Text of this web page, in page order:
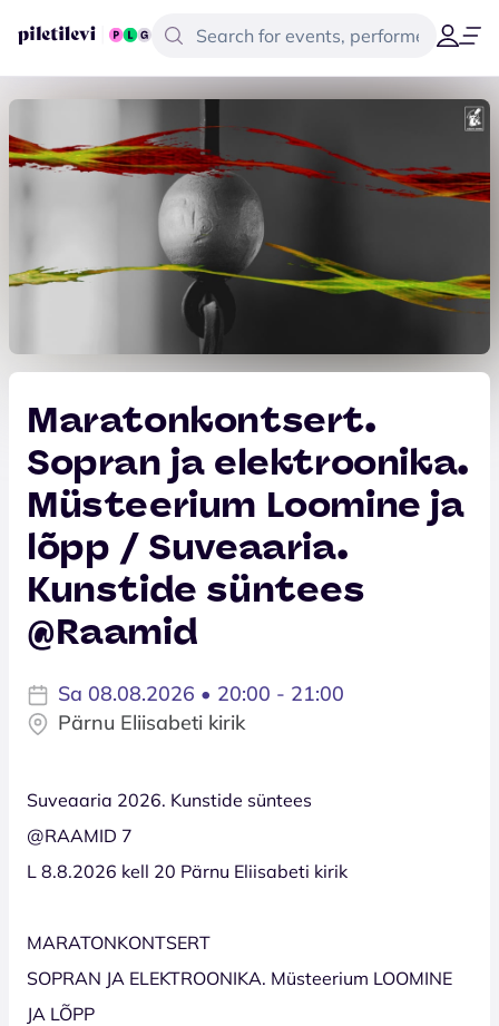
Maratonkontsert.
Sopran ja elektroonika.
Müsteerium Loomine ja
lõpp / Suveaaria.
Kunstide süntees
@Raamid
Sa 08.08.2026 • 20:00 - 21:00
Pärnu Eliisabeti kirik
Suveaaria 2026. Kunstide süntees
@RAAMID 7
L 8.8.2026 kell 20 Pärnu Eliisabeti kirik
MARATONKONTSERT
SOPRAN JA ELEKTROONIKA. Müsteerium LOOMINE
JA LÕPP